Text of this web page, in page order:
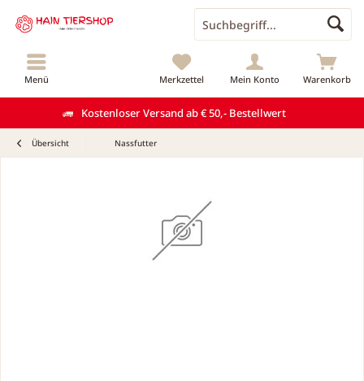
Kostenloser Versand ab € 50,- Bestellwert
Menü Warenkorb
Merkzettel Mein Konto
Übersicht Nassfutter